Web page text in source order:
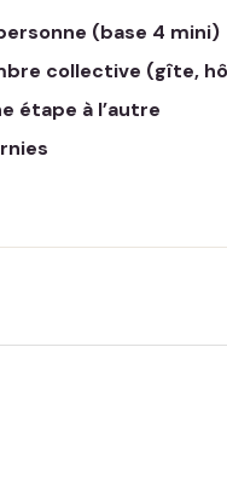
(base 4 mini)
collective (gîte,
étape à l’autre